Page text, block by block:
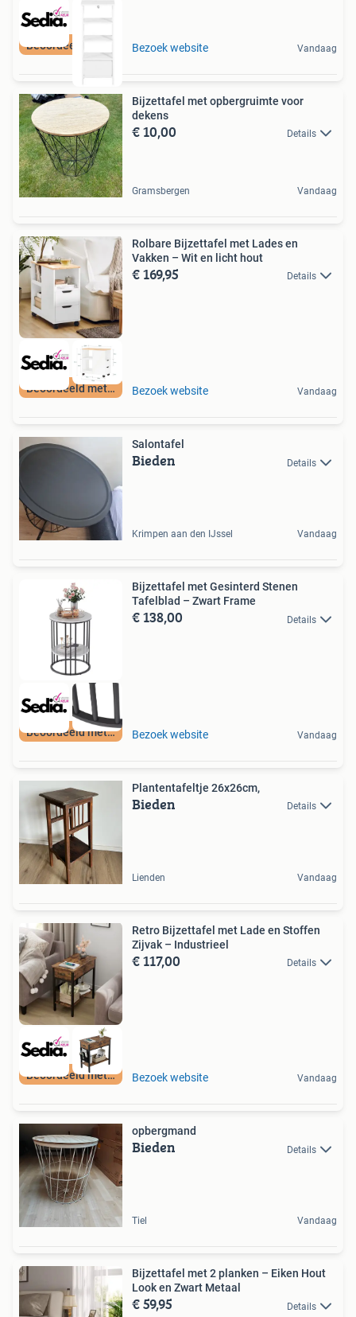
Bezoek website Vandaag
Bijzettafel met opbergruimte voor
dekens
€ 10,00 Details
Gramsbergen Vandaag
Beoordeeld met 9+
Rolbare Bijzettafel met Lades en
Vakken – Wit en licht hout
€ 169,95 Details
Bezoek website Vandaag
Salontafel
Bieden Details
Krimpen aan den IJssel Vandaag
Beoordeeld met 9+
Bijzettafel met Gesinterd Stenen
Tafelblad – Zwart Frame
€ 138,00 Details
Bezoek website Vandaag
Plantentafeltje 26x26cm,
Bieden Details
Lienden Vandaag
Beoordeeld met 9+
Retro Bijzettafel met Lade en Stoffen
Zijvak – Industrieel
€ 117,00 Details
Bezoek website Vandaag
opbergmand
Bieden Details
Tiel Vandaag
Bijzettafel met 2 planken – Eiken Hout
Look en Zwart Metaal
€ 59,95 Details